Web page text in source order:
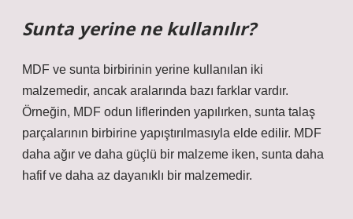
Sunta yerine ne kullanılır?
MDF ve sunta birbirinin yerine kullanılan iki
malzemedir, ancak aralarında bazı farklar vardır.
Örneğin, MDF odun liflerinden yapılırken, sunta talaş
parçalarının birbirine yapıştırılmasıyla elde edilir. MDF
daha ağır ve daha güçlü bir malzeme iken, sunta daha
hafif ve daha az dayanıklı bir malzemedir.